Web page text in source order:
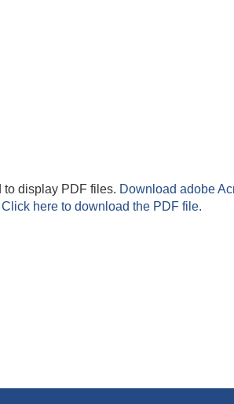
to display PDF files. Download adobe
Click here to download the PDF file.